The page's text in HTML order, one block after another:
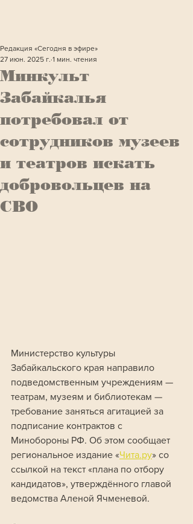
Минкульт
Забайкалья
потребовал от
сотрудников музеев
и театров искать
добровольцев на
СВО
Редакция «Сегодня в эфире»
27 июн. 2025 г. 1 мин. чтения
Министерство культуры
Забайкальского края направило
подведомственным учреждениям —
театрам, музеям и библиотекам —
требование заняться агитацией за
подписание контрактов с
Минобороны РФ. Об этом сообщает
региональное издание «Чита.ру» со
ссылкой на текст «плана по отбору
кандидатов», утверждённого главой
ведомства Аленой Ячменевой.